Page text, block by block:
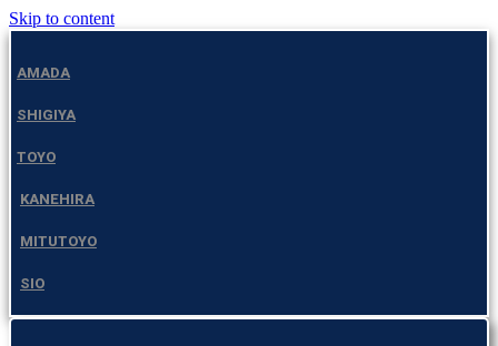
Skip to content
AMADA
SHIGIYA
TOYO
KANEHIRA
MITUTOYO
SIO